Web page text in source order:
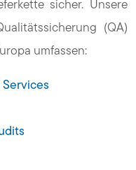
sicher. Unsere
(QA)
umfassen: